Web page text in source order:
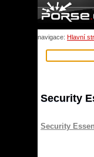
navigace: Hlavní
Security
Security